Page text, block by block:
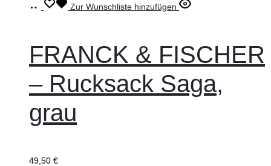
WeiterlesenZur Wunschliste hinzufügen
FRANCK & FISCHER
– Rucksack Saga,
grau
49,50 €